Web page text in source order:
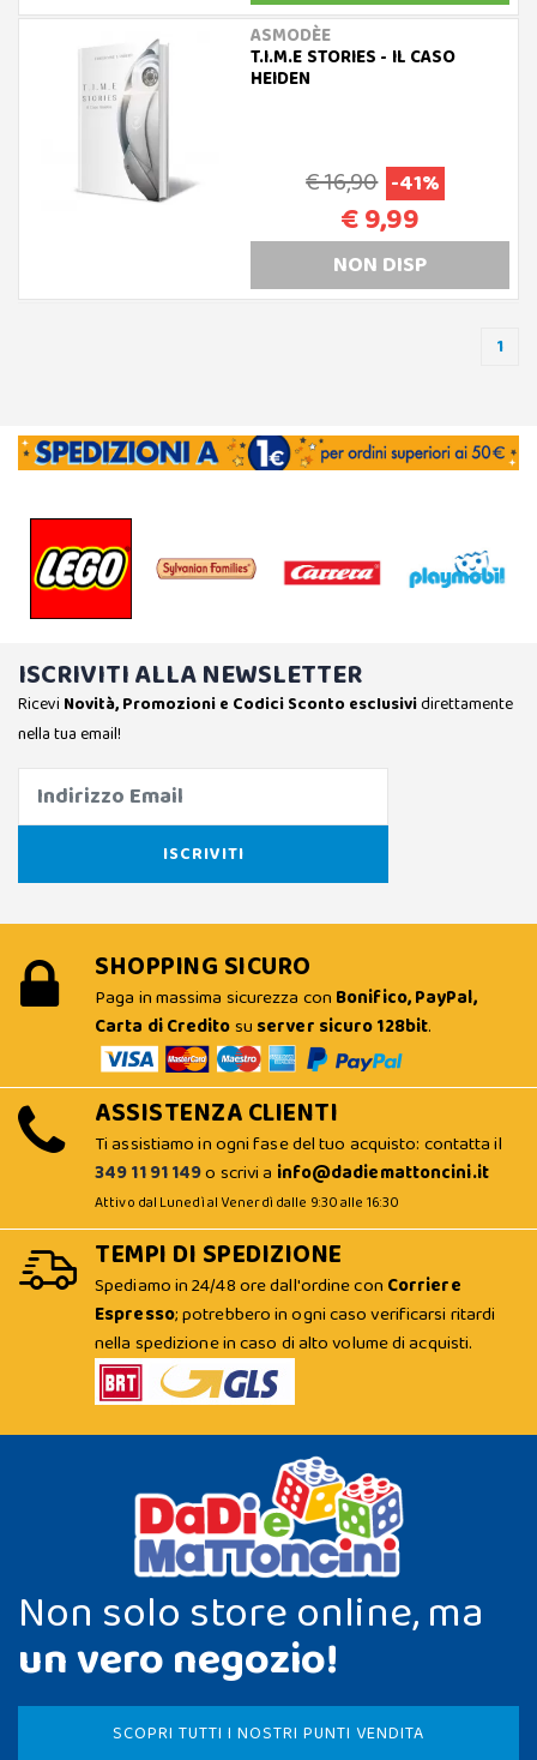
ASMODÈE
T.I.M.E STORIES - IL CASO
HEIDEN
€ 16,90 -41%
€ 9,99
NON DISP
1
ISCRIVITI ALLA NEWSLETTER
Ricevi Novità, Promozioni e Codici Sconto esclusividirettamente
nella tua email!
SHOPPING SICURO
Paga in massima sicurezza con Bonifico, PayPal,
Carta di Creditosu server sicuro 128bit.
ASSISTENZA CLIENTI
Ti assistiamo in ogni fase del tuo acquisto: contatta il
349 11 91 149o scrivi a info@dadiemattoncini.it
Attivo dal Lunedì al Venerdì dalle 9:30 alle 16:30
TEMPI DI SPEDIZIONE
Spediamo in 24/48 ore dall'ordine con Corriere
Espresso; potrebbero in ogni caso verificarsi ritardi
nella spedizione in caso di alto volume di acquisti.
Non solo store online, ma
un vero negozio!
SCOPRI TUTTI I NOSTRI PUNTI VENDITA